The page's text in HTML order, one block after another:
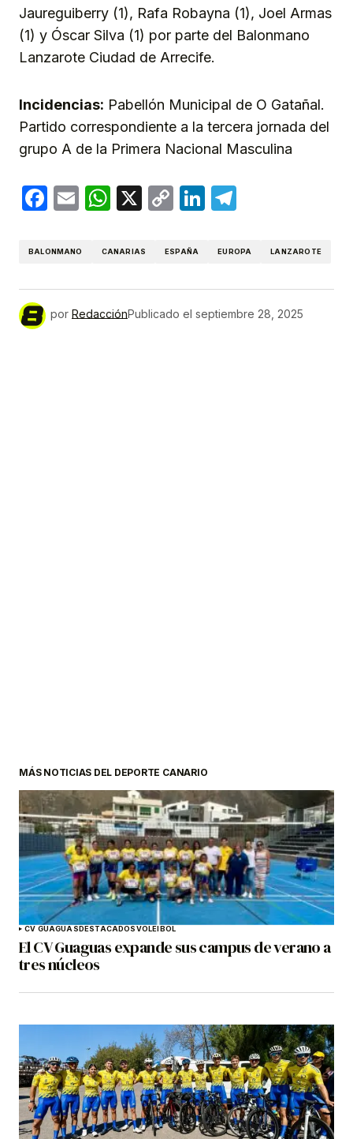
Jaureguiberry (1), Rafa Robayna (1), Joel Armas
(1) y Óscar Silva (1) por parte del Balonmano
Lanzarote Ciudad de Arrecife.
Incidencias: Pabellón Municipal de O Gatañal.
Partido correspondiente a la tercera jornada del
grupo A de la Primera Nacional Masculina
Facebook
EmailWhatsApp
X
CopyLinkedIn
BALONMANO CANARIAS ESPAÑA EUROPA LANZAROTE
por RedacciónPublicado el septiembre 28, 2025
MÁS NOTICIAS DEL DEPORTE CANARIO
CV GUAGUASDESTACADOSVOLEIBOL
El CV Guaguas expande sus campus de verano a
tres núcleos